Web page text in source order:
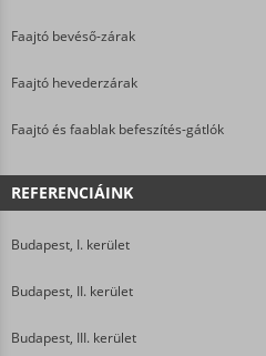
Faajtó bevéső-zárak
Faajtó hevederzárak
Faajtó és faablak befeszítés-gátlók
REFERENCIÁINK
Budapest, I. kerület
Budapest, II. kerület
Budapest, III. kerület